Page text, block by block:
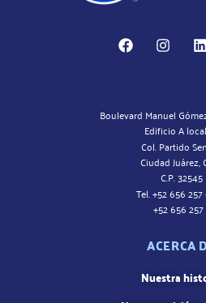
Boulevard Manuel
Edificio A
Col. Partido
Ciudad Juárez,
C.P. 32545
Tel. +52 656
+52 656 257
ACERCA
Nuestra